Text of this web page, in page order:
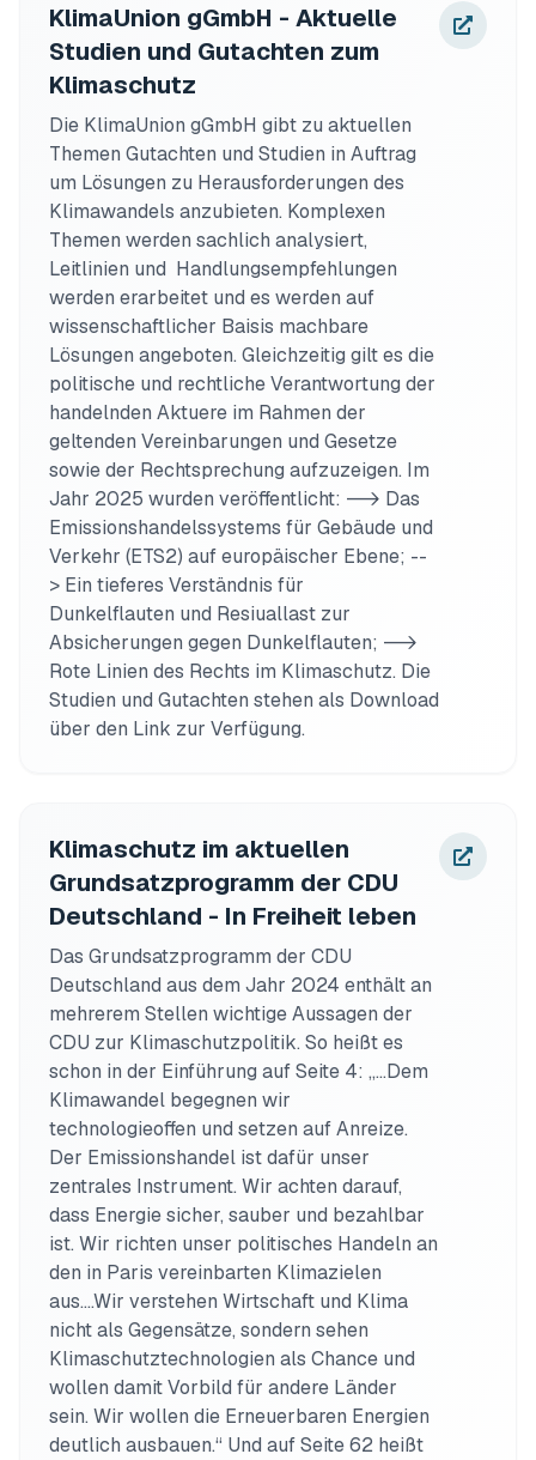
KlimaUnion gGmbH - Aktuelle
Studien und Gutachten zum
Klimaschutz
Die KlimaUnion gGmbH gibt zu aktuellen
Themen Gutachten und Studien in Auftrag
um Lösungen zu Herausforderungen des
Klimawandels anzubieten. Komplexen
Themen werden sachlich analysiert,
Leitlinien und  Handlungsempfehlungen
werden erarbeitet und es werden auf
wissenschaftlicher Baisis machbare
Lösungen angeboten. Gleichzeitig gilt es die
politische und rechtliche Verantwortung der
handelnden Aktuere im Rahmen der
geltenden Vereinbarungen und Gesetze
sowie der Rechtsprechung aufzuzeigen. Im
Jahr 2025 wurden veröffentlicht: --> Das
Emissionshandelssystems für Gebäude und
Verkehr (ETS2) auf europäischer Ebene; --
> Ein tieferes Verständnis für
Dunkelflauten und Resiuallast zur
Absicherungen gegen Dunkelflauten; -->
Rote Linien des Rechts im Klimaschutz. Die
Studien und Gutachten stehen als Download
über den Link zur Verfügung.
Klimaschutz im aktuellen
Grundsatzprogramm der CDU
Deutschland - In Freiheit leben
Das Grundsatzprogramm der CDU
Deutschland aus dem Jahr 2024 enthält an
mehrerem Stellen wichtige Aussagen der
CDU zur Klimaschutzpolitik. So heißt es
schon in der Einführung auf Seite 4: „…Dem
Klimawandel begegnen wir
technologieoffen und setzen auf Anreize.
Der Emissionshandel ist dafür unser
zentrales Instrument. Wir achten darauf,
dass Energie sicher, sauber und bezahlbar
ist. Wir richten unser politisches Handeln an
den in Paris vereinbarten Klimazielen
aus….Wir verstehen Wirtschaft und Klima
nicht als Gegensätze, sondern sehen
Klimaschutztechnologien als Chance und
wollen damit Vorbild für andere Länder
sein. Wir wollen die Erneuerbaren Energien
deutlich ausbauen.“ Und auf Seite 62 heißt